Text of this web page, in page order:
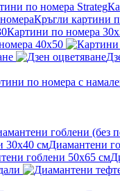
Кръгли картини
Картини по номера
40x50
гоблени (без
Диамантени